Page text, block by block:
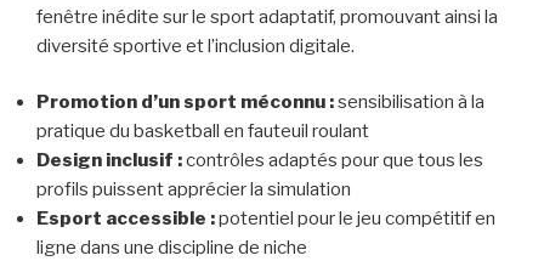
fenêtre inédite sur le sport adaptatif, promouvant ainsi la
diversité sportive et l’inclusion digitale.
Promotion d’un sport méconnu :sensibilisation à la
pratique du basketball en fauteuil roulant
Design inclusif :contrôles adaptés pour que tous les
profils puissent apprécier la simulation
Esport accessible :potentiel pour le jeu compétitif en
ligne dans une discipline de niche